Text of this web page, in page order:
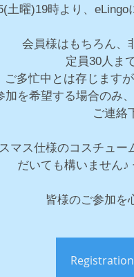
土曜)19時より、
会員様はもちろん、
定員30人ま
ご多忙中とは存じます
加を希望する場合のみ
ご連絡
マス仕様のコスチュ
だいても構いません
皆様のご参加を